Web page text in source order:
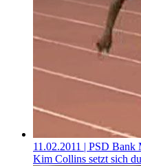
11.02.2011 | PSD
Kim Collins setzt sich